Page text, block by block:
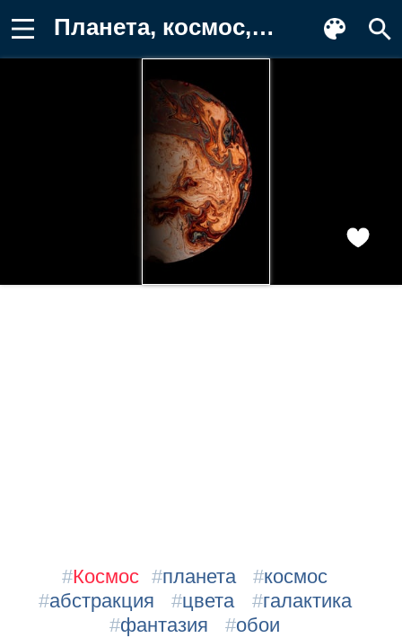
Планета, космос, абстракция, цвета Обои для телефона
#Космос #планета #космос
#абстракция #цвета #галактика
#фантазия #обои